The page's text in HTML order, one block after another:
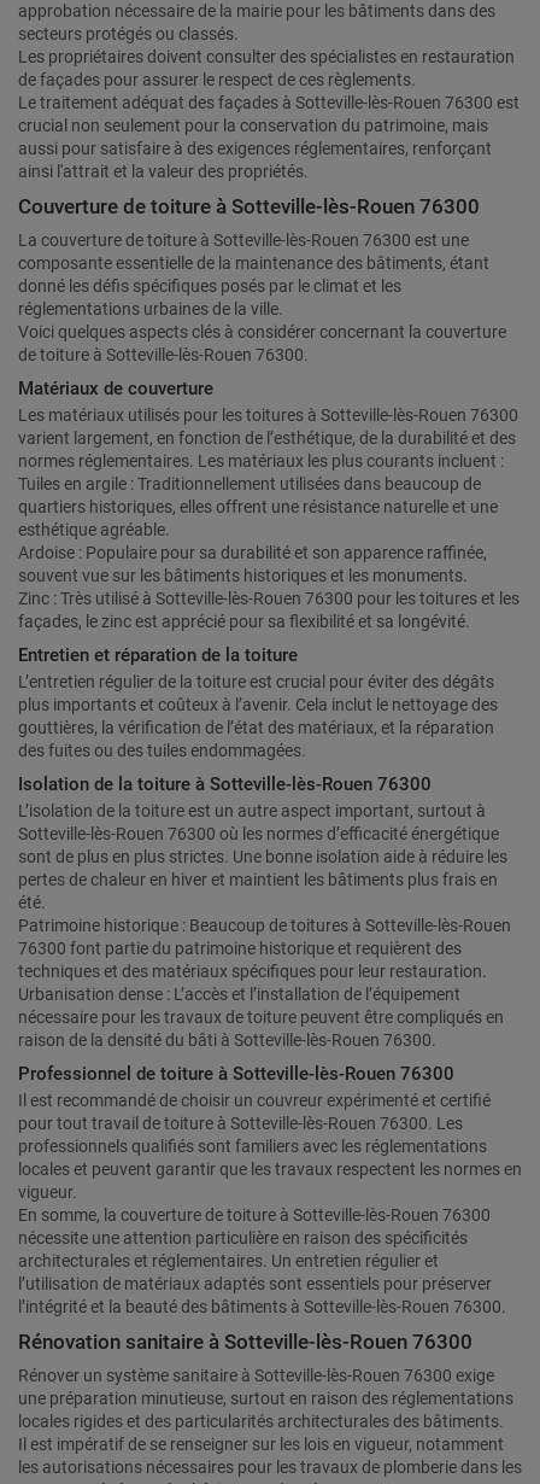
approbation nécessaire de la mairie pour les bâtiments dans des
secteurs protégés ou classés.
Les propriétaires doivent consulter des spécialistes en restauration
de façades pour assurer le respect de ces règlements.
Le traitement adéquat des façades à Sotteville-lès-Rouen 76300 est
crucial non seulement pour la conservation du patrimoine, mais
aussi pour satisfaire à des exigences réglementaires, renforçant
ainsi l'attrait et la valeur des propriétés.
Couverture de toiture à Sotteville-lès-Rouen 76300
La couverture de toiture à Sotteville-lès-Rouen 76300 est une
composante essentielle de la maintenance des bâtiments, étant
donné les défis spécifiques posés par le climat et les
réglementations urbaines de la ville.
Voici quelques aspects clés à considérer concernant la couverture
de toiture à Sotteville-lès-Rouen 76300.
Matériaux de couverture
Les matériaux utilisés pour les toitures à Sotteville-lès-Rouen 76300
varient largement, en fonction de l’esthétique, de la durabilité et des
normes réglementaires. Les matériaux les plus courants incluent :
Tuiles en argile : Traditionnellement utilisées dans beaucoup de
quartiers historiques, elles offrent une résistance naturelle et une
esthétique agréable.
Ardoise : Populaire pour sa durabilité et son apparence raffinée,
souvent vue sur les bâtiments historiques et les monuments.
Zinc : Très utilisé à Sotteville-lès-Rouen 76300 pour les toitures et les
façades, le zinc est apprécié pour sa flexibilité et sa longévité.
Entretien et réparation de la toiture
L’entretien régulier de la toiture est crucial pour éviter des dégâts
plus importants et coûteux à l’avenir. Cela inclut le nettoyage des
gouttières, la vérification de l’état des matériaux, et la réparation
des fuites ou des tuiles endommagées.
Isolation de la toiture à Sotteville-lès-Rouen 76300
L’isolation de la toiture est un autre aspect important, surtout à
Sotteville-lès-Rouen 76300 où les normes d’efficacité énergétique
sont de plus en plus strictes. Une bonne isolation aide à réduire les
pertes de chaleur en hiver et maintient les bâtiments plus frais en
été.
Patrimoine historique : Beaucoup de toitures à Sotteville-lès-Rouen
76300 font partie du patrimoine historique et requièrent des
techniques et des matériaux spécifiques pour leur restauration.
Urbanisation dense : L’accès et l’installation de l’équipement
nécessaire pour les travaux de toiture peuvent être compliqués en
raison de la densité du bâti à Sotteville-lès-Rouen 76300.
Professionnel de toiture à Sotteville-lès-Rouen 76300
Il est recommandé de choisir un couvreur expérimenté et certifié
pour tout travail de toiture à Sotteville-lès-Rouen 76300. Les
professionnels qualifiés sont familiers avec les réglementations
locales et peuvent garantir que les travaux respectent les normes en
vigueur.
En somme, la couverture de toiture à Sotteville-lès-Rouen 76300
nécessite une attention particulière en raison des spécificités
architecturales et réglementaires. Un entretien régulier et
l’utilisation de matériaux adaptés sont essentiels pour préserver
l’intégrité et la beauté des bâtiments à Sotteville-lès-Rouen 76300.
Rénovation sanitaire à Sotteville-lès-Rouen 76300
Rénover un système sanitaire à Sotteville-lès-Rouen 76300 exige
une préparation minutieuse, surtout en raison des réglementations
locales rigides et des particularités architecturales des bâtiments.
Il est impératif de se renseigner sur les lois en vigueur, notamment
les autorisations nécessaires pour les travaux de plomberie dans les